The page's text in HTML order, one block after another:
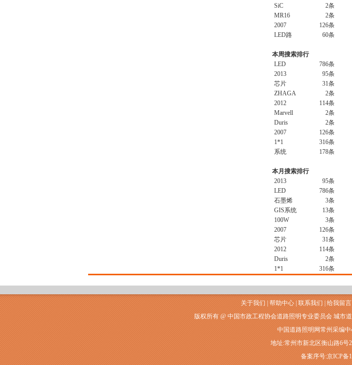
2条
SiC
2条
MR16
126条
2007
60条
LED路
本周搜索排行
786条
LED
95条
2013
31条
芯片
2条
ZHAGA
114条
2012
2条
Marvell
2条
Duris
126条
2007
316条
1*1
178条
系统
本月搜索排行
95条
2013
786条
LED
3条
石墨烯
13条
GIS系统
3条
100W
126条
2007
31条
芯片
114条
2012
2条
Duris
316条
1*1
关于我们 帮助中心 联系我们 给我留言
版权所有 @ 中国市政工程协会道路照明专业委员会 城市
中国道路照明网常州采编中
地址:常州市新北区衡山路6号
备案序号:京ICP备